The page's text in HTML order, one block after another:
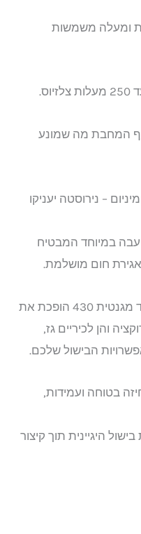
בעלות 3 שכבות ומעלה משמשות
המחבת מה שמונע
– נירוסטה יעניקו
במיוחד המבטיח
ואגירת חום מושלמת.
השכבה החיצונית מפלדת אל-חלד מגנטית 430 הופכת את
והן לכיריים גז,
הבישול שלכם.
בטוחה ועמידות,
היגיינית תוך קיצור